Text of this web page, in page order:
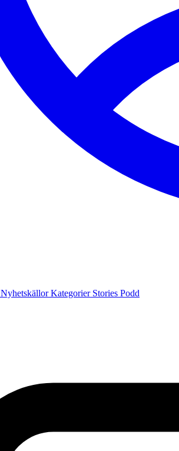
NyhetskällorKategorier Stories Podd